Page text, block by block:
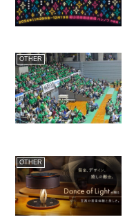
OTHER
OTHER